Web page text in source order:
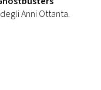
Anni Ottanta.